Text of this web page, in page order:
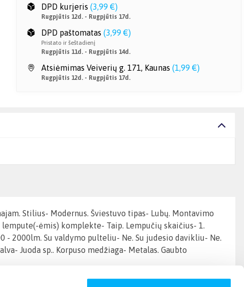
DPD kurjeris (3,99 €)
Rugpjūtis 12d. - Rugpjūtis 17d.
DPD paštomatas (3,99 €)
Pristato ir šeštadienį
Rugpjūtis 11d. - Rugpjūtis 14d.
Atsiėmimas Veiverių g. 171, Kaunas (1,99 €)
Rugpjūtis 12d. - Rugpjūtis 17d.
Stilius- Modernus. Šviestuvo tipas- Lubų. Montavimo
ėmis) komplekte- Taip. Lempučių skaičius- 1.
- 2000lm. Su valdymo pulteliu- Ne. Su judesio davikliu- Ne.
Juoda sp.. Korpuso medžiaga- Metalas. Gaubto